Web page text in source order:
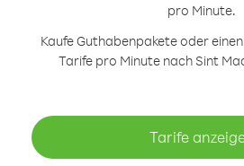
pro Minute.
Kaufe Guthabenpakete oder
Tarife pro Minute nach Sint
Tarife